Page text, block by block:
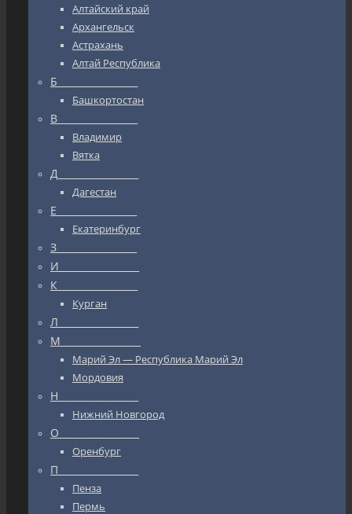
Алтайский край
Архангельск
Астрахань
Алтай Республика
Б_________________
Башкортостан
В_________________
Владимир
Вятка
Д_________________
Дагестан
Е_________________
Екатеринбург
З_________________
И_________________
К_________________
Курган
Л_________________
М_________________
Марий Эл — Республика Марий Эл
Мордовия
Н_________________
Нижний Новгород
О_________________
Оренбург
П_________________
Пенза
Пермь